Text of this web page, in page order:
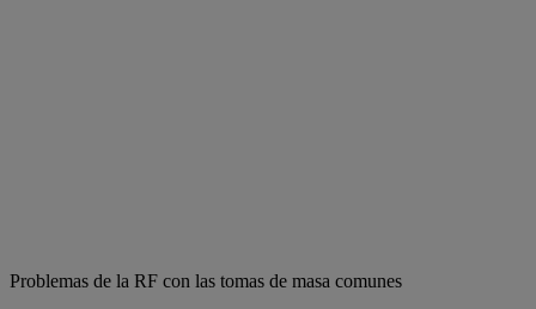
Problemas de la RF con las tomas de masa comunes